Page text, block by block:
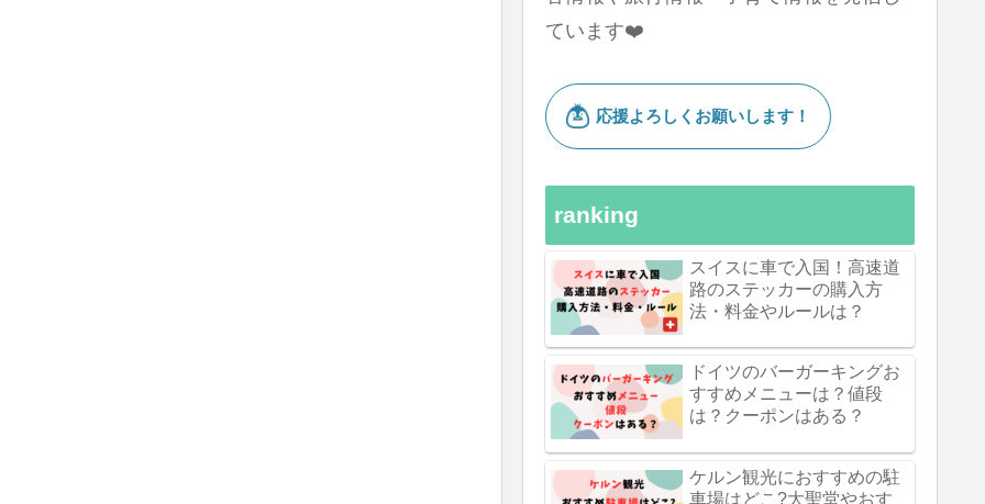
ています❤️
ranking
スイスに車で入国！高速道
路のステッカーの購入方
法・料金やルールは？
ドイツのバーガーキングお
すすめメニューは？値段
は？クーポンはある？
ケルン観光におすすめの駐
車場はどこ?大聖堂やおす